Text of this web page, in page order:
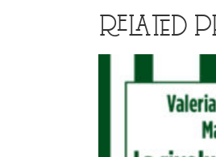
RELATED